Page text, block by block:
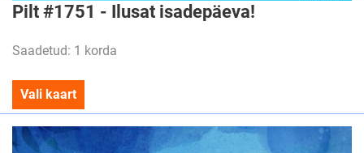
Pilt #1751 - Ilusat isadepäeva!
Saadetud: 1 korda
Vali kaart